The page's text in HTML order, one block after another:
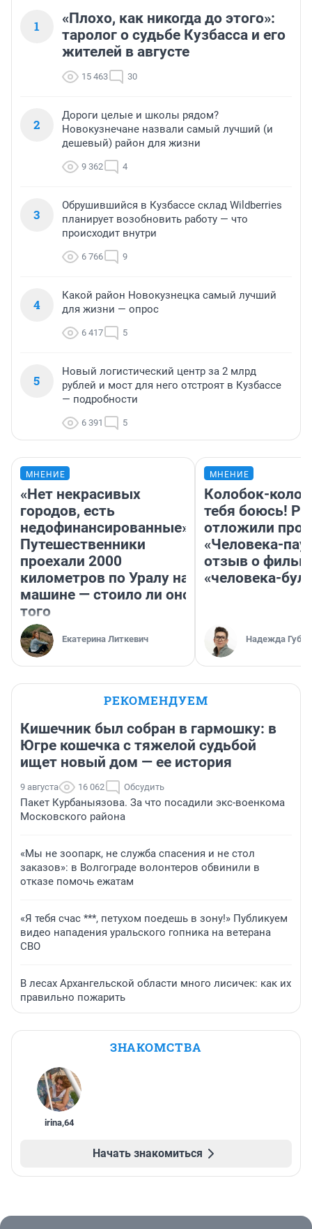
1
«Плохо, как никогда до этого»:
таролог о судьбе Кузбасса и его
жителей в августе
15 463 30
2
Дороги целые и школы рядом?
Новокузнечане назвали самый лучший (и
дешевый) район для жизни
9 362 4
3
Обрушившийся в Кузбассе склад Wildberries
планирует возобновить работу — что
происходит внутри
6 766 9
4
Какой район Новокузнецка самый лучший
для жизни — опрос
6 417 5
5
Новый логистический центр за 2 млрд
рублей и мост для него отстроят в Кузбассе
— подробности
6 391 5
МНЕНИЕ
«Нет некрасивых
городов, есть
недофинансированные».
Путешественники
проехали 2000
километров по Уралу на
машине — стоило ли оно
того
Екатерина Литкевич
МНЕНИЕ
Колобок-
тебя боюсь!
отложили
«Человека-
отзыв о
«человека-
Надежда
РЕКОМЕНДУЕМ
Кишечник был собран в гармошку: в
Югре кошечка с тяжелой судьбой
ищет новый дом — ее история
9 августа 16 062 Обсудить
Пакет Курбаныязова. За что посадили экс-военкома
Московского района
«Мы не зоопарк, не служба спасения и не стол
заказов»: в Волгограде волонтеров обвинили в
отказе помочь ежатам
«Я тебя счас ***, петухом поедешь в зону!» Публикуем
видео нападения уральского гопника на ветерана
СВО
В лесах Архангельской области много лисичек: как их
правильно пожарить
ЗНАКОМСТВА
irina,64
Начать знакомиться